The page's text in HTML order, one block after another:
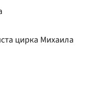
цирка Михаила